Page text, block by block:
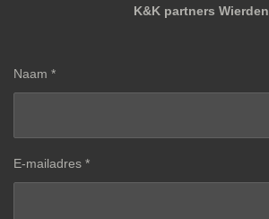
K&K partners Wierden
Naam *
E-mailadres *